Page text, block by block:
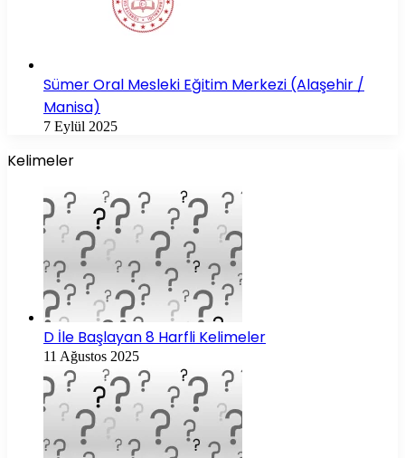
Sümer Oral Mesleki Eğitim Merkezi (Alaşehir /
Manisa)
7 Eylül 2025
Kelimeler
D İle Başlayan 8 Harfli Kelimeler
11 Ağustos 2025